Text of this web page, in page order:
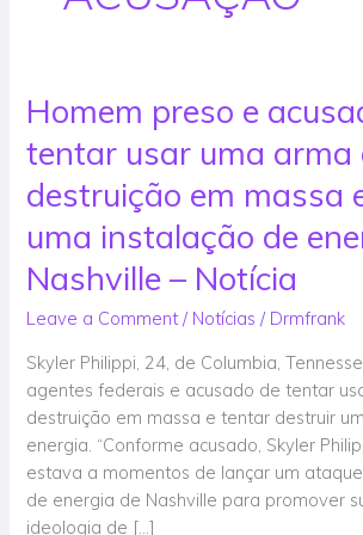
Homem preso e
tentar usar uma arma
destruição em massa
uma instalação de
Nashville – Notícia
Leave a Comment / Notícias / Drmfrank
Skyler Philippi, 24, de Columbia,
agentes federais e acusado de tentar
destruição em massa e tentar destruir
energia. “Conforme acusado, Skyler
estava a momentos de lançar um
de energia de Nashville para promover
ideologia de […]
Homem
preso
e
acusado
de
tentar
usar
uma
arma
de
destruição
em
massa
destruir
uma